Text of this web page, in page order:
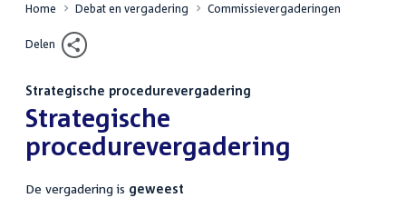
Home Debat en vergadering Commissievergaderingen
Delen
Strategische procedurevergadering
:Strategische
procedurevergadering
De vergadering is geweest